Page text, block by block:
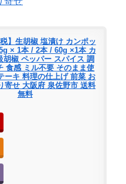
税】生胡椒 塩漬け カンポッ
× 1本 / 2本 / 60g ×1本 カ
胡椒 ペッパー スパイス 調
食感 ミル不要 そのまま使
ーキ 料理の仕上げ 前菜 お
寄せ 大阪府 泉佐野市 送料
無料